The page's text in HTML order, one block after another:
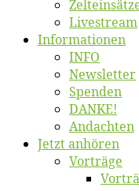
Live­stream
Informatio­nen
INFO
News­let­ter
Spen­den
DANKE!
An­dach­ten
Jetzt an­hö­ren
Vor­trä­ge